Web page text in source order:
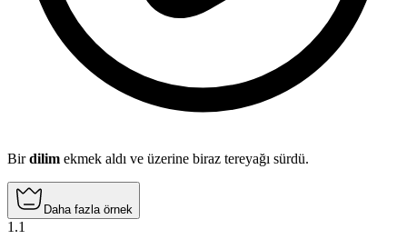
Birdilim ekmek aldı ve üzerine biraz tereyağı sürdü.
Daha fazla örnek
1 .1